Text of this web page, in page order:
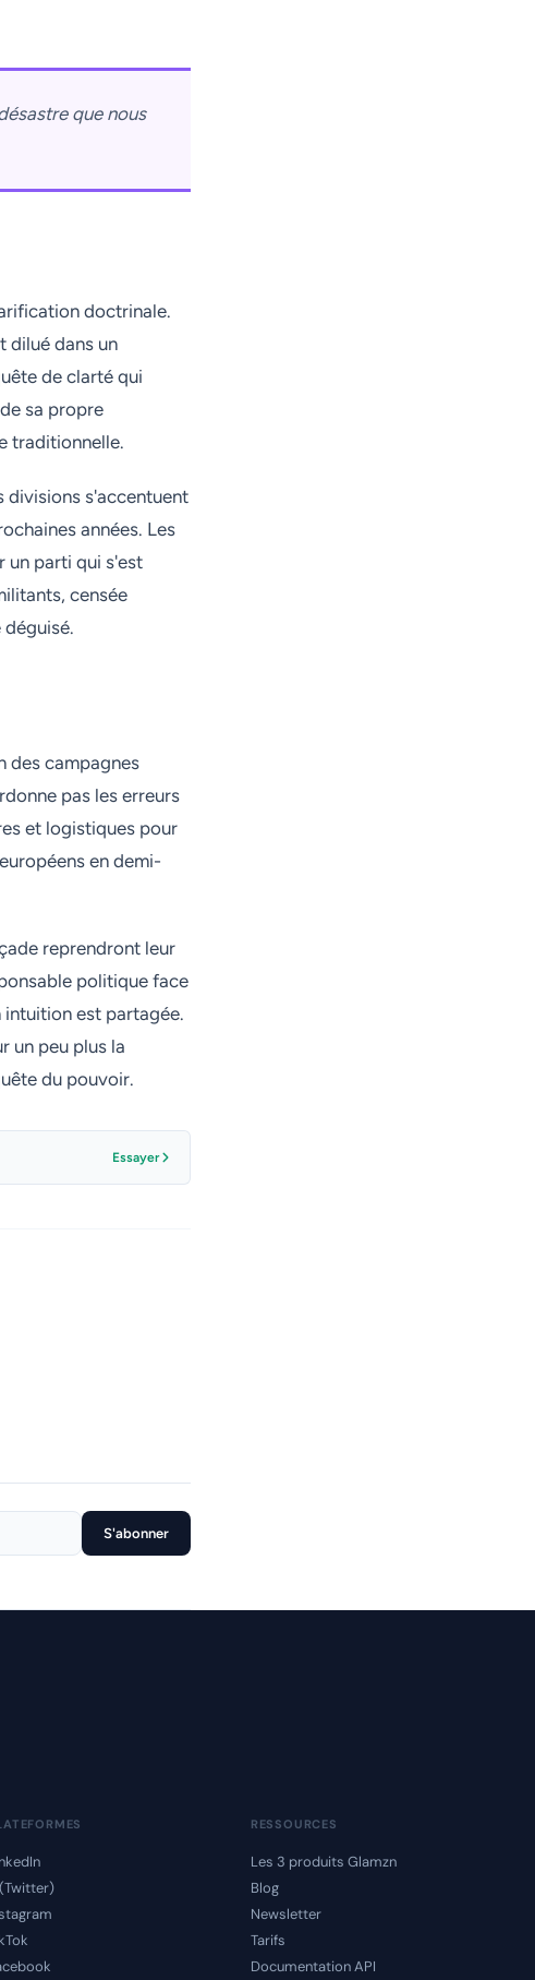
que nous
doctrinale.
dilué dans un
de clarté qui
sa propre
traditionnelle.
divisions s'accentuent
années. Les
un parti qui s'est
censée
des campagnes
pas les erreurs
et logistiques pour
en demi-
reprendront leur
politique face
intuition est partagée.
un peu plus la
du pouvoir.
Essayer
S'abonner
RESSOURCES
Les 3 produits Glamzn
Blog
Newsletter
Tarifs
Documentation API